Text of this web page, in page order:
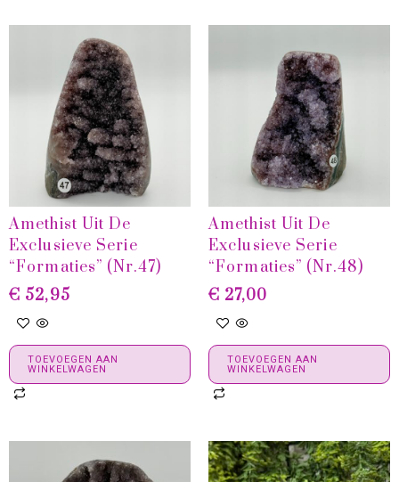
Amethist Uit De
Exclusieve Serie
“Formaties” (nr.47)
€ 52,95
TOEVOEGEN AAN
WINKELWAGEN
Amethist Uit De
Exclusieve Serie
“Formaties” (nr.48)
€ 27,00
TOEVOEGEN AAN
WINKELWAGEN